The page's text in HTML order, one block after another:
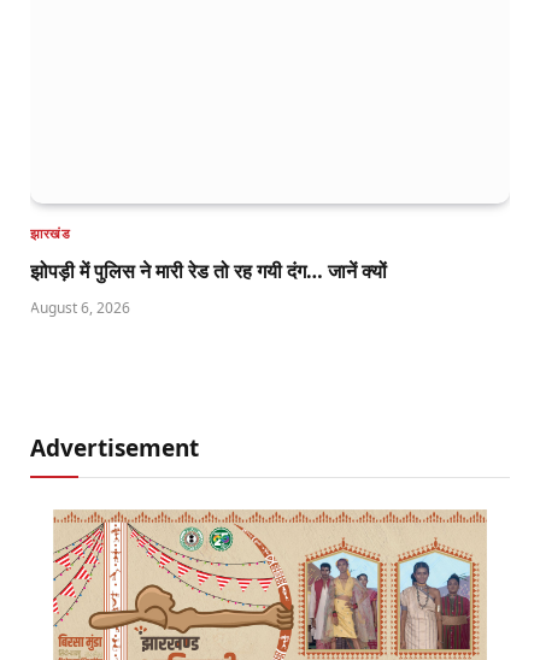
झारखंड
झोपड़ी में पुलिस ने मारी रेड तो रह गयी दंग… जानें क्यों
August 6, 2026
Advertisement